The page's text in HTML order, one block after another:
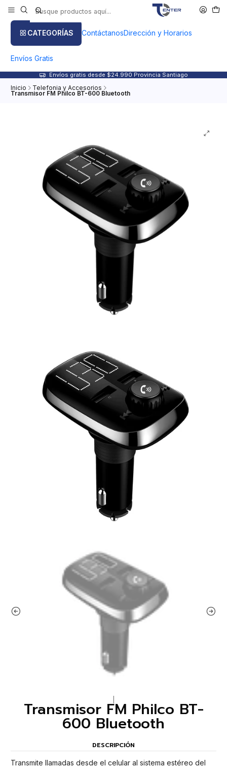
CATEGORÍAS ContáctanosDirección y Horarios
Envíos Gratis
Envíos gratis desde $24.990 Provincia Santiago
Inicio Telefonia y Accesorios
Transmisor FM Philco BT-600 Bluetooth
Transmisor FM Philco BT-
600 Bluetooth
DESCRIPCIÓN
Transmite llamadas desde el celular al sistema estéreo del